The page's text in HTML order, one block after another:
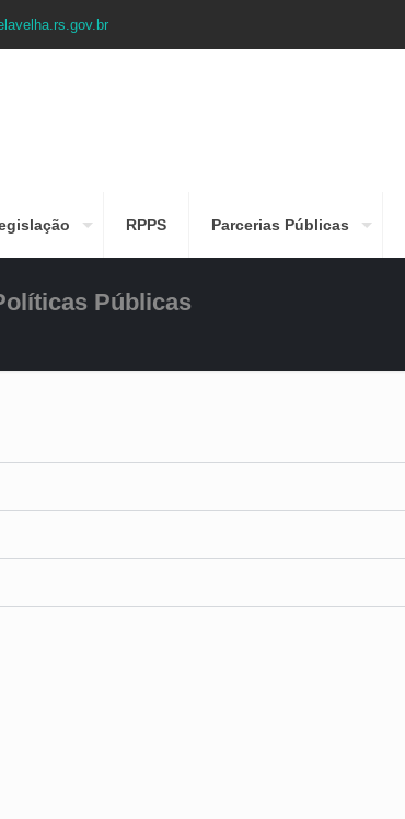
RPPS Parcerias Públicas
Públicas